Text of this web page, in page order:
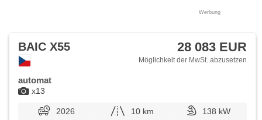
Werbung
x13
BAIC X55 28 083 EUR
Möglichkeit der MwSt. abzusetzen
automat
2026 10 km 138 kW